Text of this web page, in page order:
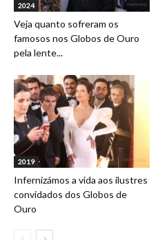
2024
Veja quanto sofreram os
famosos nos Globos de Ouro
pela lente...
2019
Infernizámos a vida aos ilustres
convidados dos Globos de
Ouro